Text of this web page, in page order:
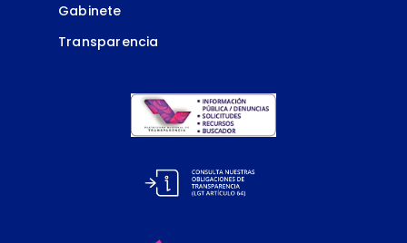
Gabinete
Transparencia